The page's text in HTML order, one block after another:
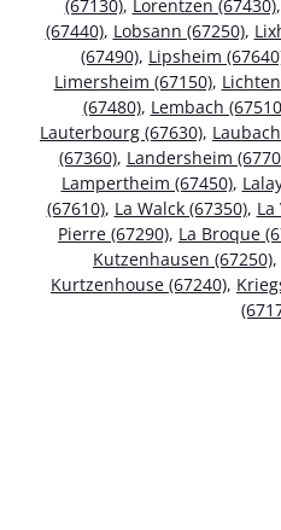
(67130), Lorentzen (67430),
(67440), Lobsann (67250),
(67490), Lipsheim
Limersheim (67150),
(67480), Lembach
Lauterbourg (67630),
(67360), Landersheim
Lampertheim (67450),
(67610), La Walck (67350), La
Pierre (67290), La Broque
Kutzenhausen (67250),
Kurtzenhouse (67240),